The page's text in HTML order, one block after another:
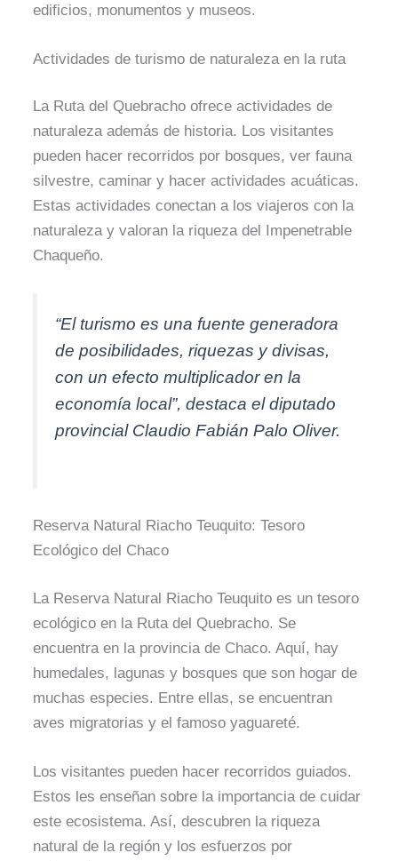
edificios, monumentos y museos.
Actividades de turismo de naturaleza en la ruta
La Ruta del Quebracho ofrece actividades de
naturaleza además de historia. Los visitantes
pueden hacer recorridos por bosques, ver fauna
silvestre, caminar y hacer actividades acuáticas.
Estas actividades conectan a los viajeros con la
naturaleza y valoran la riqueza del Impenetrable
Chaqueño.
“El turismo es una fuente generadora
de posibilidades, riquezas y divisas,
con un efecto multiplicador en la
economía local”, destaca el diputado
provincial Claudio Fabián Palo Oliver.
Reserva Natural Riacho Teuquito: Tesoro
Ecológico del Chaco
La Reserva Natural Riacho Teuquito es un tesoro
ecológico en la Ruta del Quebracho. Se
encuentra en la provincia de Chaco. Aquí, hay
humedales, lagunas y bosques que son hogar de
muchas especies. Entre ellas, se encuentran
aves migratorias y el famoso yaguareté.
Los visitantes pueden hacer recorridos guiados.
Estos les enseñan sobre la importancia de cuidar
este ecosistema. Así, descubren la riqueza
natural de la región y los esfuerzos por